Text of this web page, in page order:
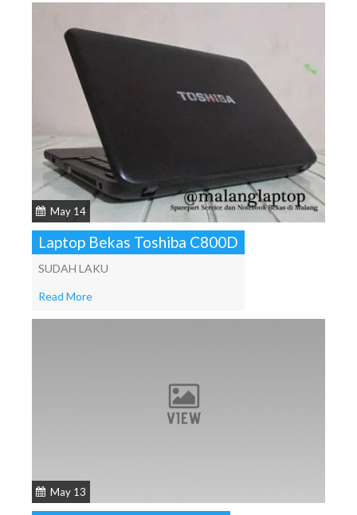
May 14
Laptop Bekas Toshiba C800D
SUDAH LAKU
Read More
May 13